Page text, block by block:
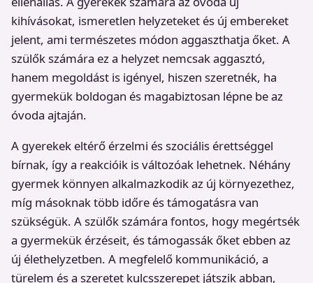
kihívásokat, ismeretlen helyzeteket és új embereket
jelent, ami természetes módon aggaszthatja őket. A
szülők számára ez a helyzet nemcsak aggasztó,
hanem megoldást is igényel, hiszen szeretnék, ha
gyermekük boldogan és magabiztosan lépne be az
óvoda ajtaján.
A gyerekek eltérő érzelmi és szociális érettséggel
bírnak, így a reakcióik is változóak lehetnek. Néhány
gyermek könnyen alkalmazkodik az új környezethez,
míg másoknak több időre és támogatásra van
szükségük. A szülők számára fontos, hogy megértsék
a gyermekük érzéseit, és támogassák őket ebben az
új élethelyzetben. A megfelelő kommunikáció, a
türelem és a szeretet kulcsszerepet játszik abban,